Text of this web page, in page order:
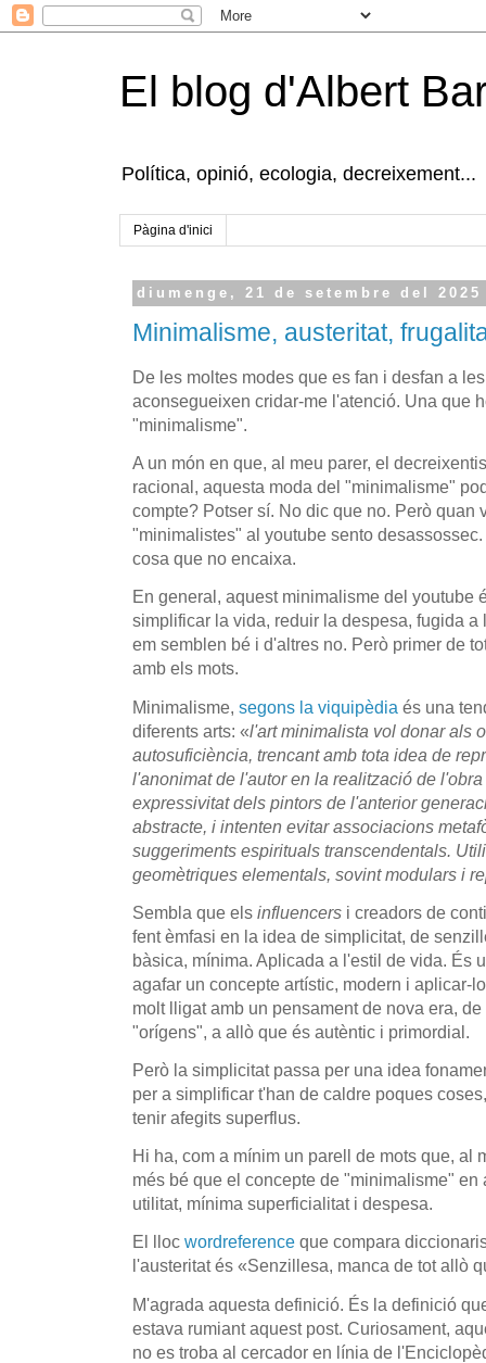
El blog d'Albert
Política, opinió, ecologia, decreixement...
Pàgina d'inici
diumenge, 21 de setembre del 2025
Minimalisme, austeritat,
De les moltes modes que es fan i desfan a
aconsegueixen cridar-me l'atenció. Una que
"minimalisme".
A un món en que, al meu parer, el
racional, aquesta moda del "minimalisme"
compte? Potser sí. No dic que no. Però quan
"minimalistes" al youtube sento
cosa que no encaixa.
En general, aquest minimalisme del youtube
simplificar la vida, reduir la despesa, fugida a
em semblen bé i d'altres no. Però primer de
amb els mots.
Minimalisme, segons la viquipèdia és una
diferents arts: «l'art minimalista vol donar als
autosuficiència, trencant amb tota idea de
l'anonimat de l'autor en la realització de
expressivitat dels pintors de l'anterior
abstracte, i intenten evitar associacions
suggeriments espirituals transcendentals.
geomètriques elementals, sovint modulars i
Sembla que els influencers i creadors de
fent èmfasi en la idea de simplicitat, de
bàsica, mínima. Aplicada a l'estil de vida. És
agafar un concepte artístic, modern i aplicar-
molt lligat amb un pensament de nova era,
"orígens", a allò que és autèntic i primordial.
Però la simplicitat passa per una idea
per a simplificar t'han de caldre poques
tenir afegits superflus.
Hi ha, com a mínim un parell de mots que, al
més bé que el concepte de "minimalisme" en
utilitat, mínima superficialitat i despesa.
El lloc wordreference que compara
l'austeritat és «Senzillesa, manca de tot allò
M'agrada aquesta definició. És la definició
estava rumiant aquest post. Curiosament,
no es troba al cercador en línia de